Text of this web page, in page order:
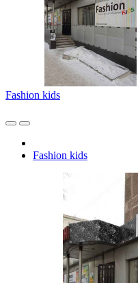
Fashion kids
Fashion kids